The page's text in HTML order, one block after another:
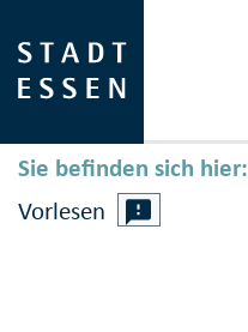
Sie befinden sich hier:
Vorlesen